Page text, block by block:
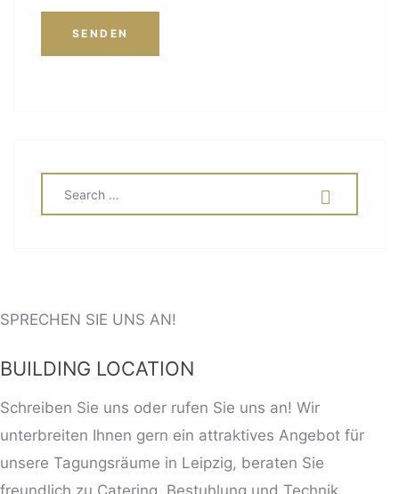
FOR:
SPRECHEN SIE UNS AN!
BUILDING LOCATION
Schreiben Sie uns oder rufen Sie uns an! Wir
unterbreiten Ihnen gern ein attraktives Angebot für
unsere Tagungsräume in Leipzig, beraten Sie